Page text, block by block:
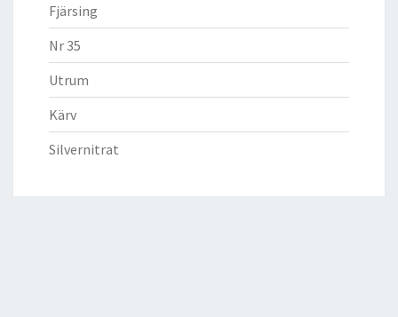
Fjärsing
Nr 35
Utrum
Kärv
Silvernitrat